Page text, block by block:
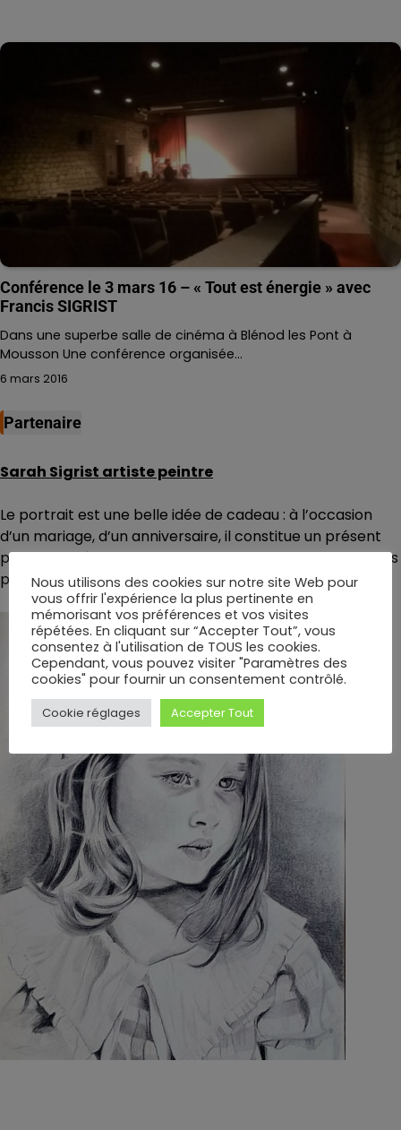
Conférence le 3 mars 16 – « Tout est énergie » avec
Francis SIGRIST
Dans une superbe salle de cinéma à Blénod les Pont à
Mousson Une conférence organisée…
6 mars 2016
Partenaire
Sarah Sigrist artiste peintre
Le portrait est une belle idée de cadeau : à l’occasion
d’un mariage, d’un anniversaire, il constitue un présent
personnalisé et unique qui fait toujours le bonheur de nos
proches.Nous utilisons des cookies sur notre site Web pour
vous offrir l'expérience la plus pertinente en
mémorisant vos préférences et vos visites
répétées. En cliquant sur “Accepter Tout”, vous
consentez à l'utilisation de TOUS les cookies.
Cependant, vous pouvez visiter "Paramètres des
cookies" pour fournir un consentement contrôlé.
Cookie réglages Accepter Tout